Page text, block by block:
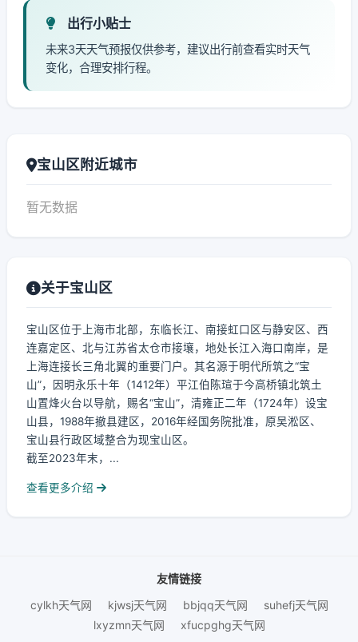
出行小贴士
未来3天天气预报仅供参考，建议出行前查看实时天气
变化，合理安排行程。
宝山区附近城市
暂无数据
关于宝山区
宝山区位于上海市北部，东临长江、南接虹口区与静安区、西
连嘉定区、北与江苏省太仓市接壤，地处长江入海口南岸，是
上海连接长三角北翼的重要门户。其名源于明代所筑之“宝
山”，因明永乐十年（1412年）平江伯陈瑄于今高桥镇北筑土
山置烽火台以导航，赐名“宝山”，清雍正二年（1724年）设宝
山县，1988年撤县建区，2016年经国务院批准，原吴淞区、
宝山县行政区域整合为现宝山区。
截至2023年末，...
查看更多介绍
友情链接
cylkh天气网
kjwsj天气网 bbjqq天气网
suhefj天气网
lxyzmn天气网
xfucpghg天气网